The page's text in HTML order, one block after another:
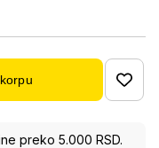
preko 5.000 RSD.